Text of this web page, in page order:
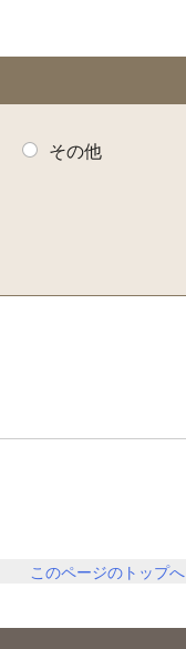
その他
このページのトップへ